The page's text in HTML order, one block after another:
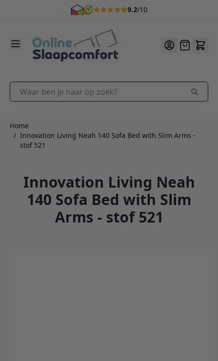
9.2/10
Offerte
Waar ben je naar op zoek?
Home
/ Innovation Living Neah 140 Sofa Bed with Slim Arms -
stof 521
Innovation Living Neah
140 Sofa Bed with Slim
Arms - stof 521